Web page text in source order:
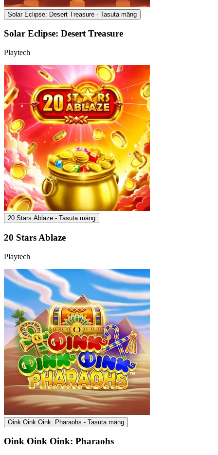
Solar Eclipse: Desert Treasure - Tasuta mäng
Solar Eclipse: Desert Treasure
Playtech
20 Stars Ablaze - Tasuta mäng
20 Stars Ablaze
Playtech
Oink Oink Oink: Pharaohs - Tasuta mäng
Oink Oink Oink: Pharaohs